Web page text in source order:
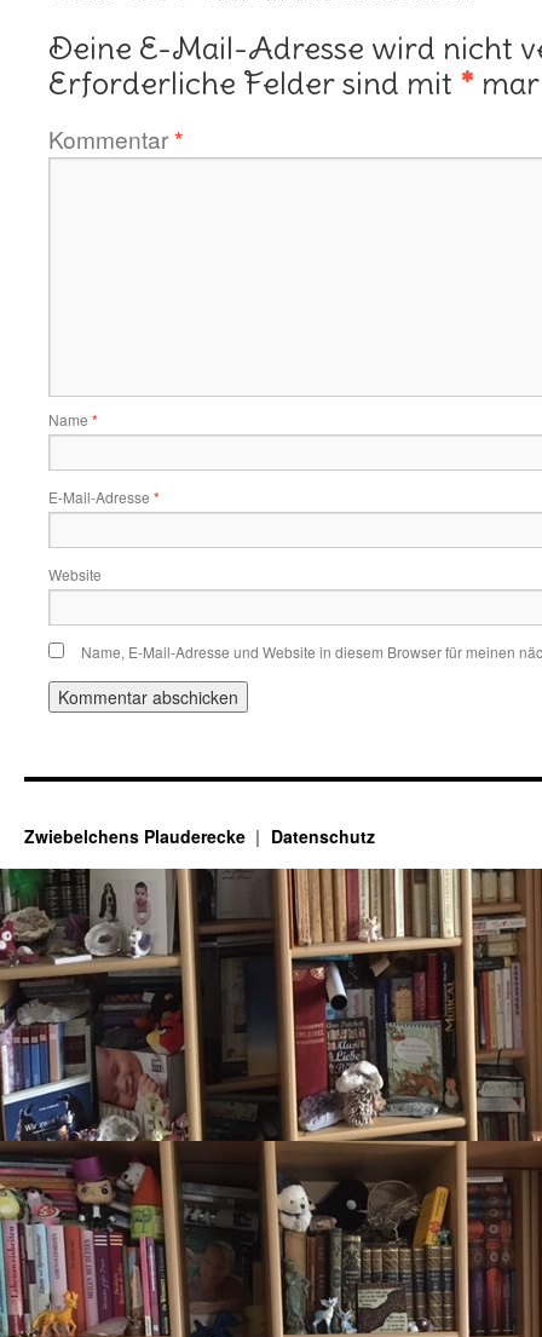
Deine E-Mail-Adresse wird nicht
Erforderliche Felder sind mit *
Kommentar*
Name *
E-Mail-Adresse *
Website
Name, E-Mail-Adresse und Website in diesem Browser für meinen
Zwiebelchens Plauderecke Datenschutz